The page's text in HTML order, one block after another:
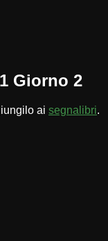
Giorno 2
ai segnalibri.